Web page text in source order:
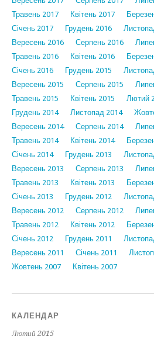
Травень 2017
Квітень 2017
Січень 2017
Грудень 2016
Вересень 2016
Серпень 2016
Травень 2016
Квітень 2016
Січень 2016
Грудень 2015
Вересень 2015
Серпень 2015
Травень 2015
Квітень 2015 Лютий
Грудень 2014
Листопад 2014
Вересень 2014
Серпень 2014
Травень 2014
Квітень 2014
Січень 2014
Грудень 2013
Вересень 2013
Серпень 2013
Травень 2013
Квітень 2013
Січень 2013
Грудень 2012
Вересень 2012
Серпень 2012
Травень 2012
Квітень 2012
Січень 2012
Грудень 2011
Вересень 2011
Січень 2011
Жовтень 2007
Квітень 2007
КАЛЕНДАР
Лютий 2015